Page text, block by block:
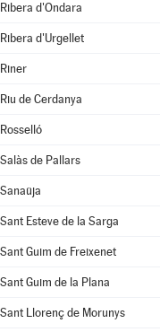
Ribera d'Ondara
Ribera d'Urgellet
Riner
Riu de Cerdanya
Rosselló
Salàs de Pallars
Sanaüja
Sant Esteve de la Sarga
Sant Guim de Freixenet
Sant Guim de la Plana
Sant Llorenç de Morunys